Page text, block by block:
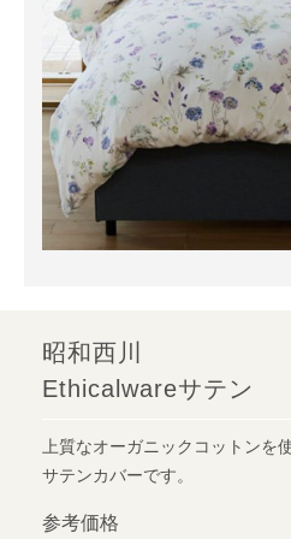
昭和西川
Ethicalwareサテン
上質なオーガニックコットンを
サテンカバーです。
参考価格